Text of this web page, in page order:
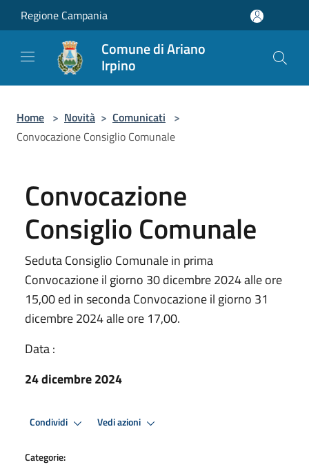
Salta al contenuto principale
Regione Campania
Comune di Ariano
Irpino
Home > Novità > Comunicati >
Convocazione Consiglio Comunale
Convocazione
Consiglio Comunale
Seduta Consiglio Comunale in prima
Convocazione il giorno 30 dicembre 2024 alle ore
15,00 ed in seconda Convocazione il giorno 31
dicembre 2024 alle ore 17,00.
Data :
24 dicembre 2024
Condividi Vedi azioni
Categorie: